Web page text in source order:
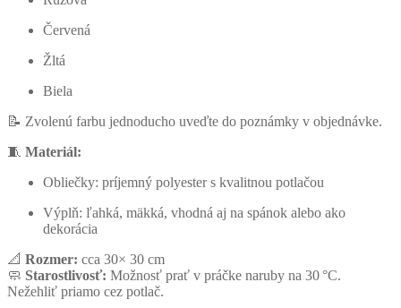
Červená
Žltá
Biela
📝 Zvolenú farbu jednoducho uveďte do poznámky v objednávke.
🧵 Materiál:
Obliečky: príjemný polyester s kvalitnou potlačou
Výplň: ľahká, mäkká, vhodná aj na spánok alebo ako
dekorácia
📐 Rozmer: cca 30× 30 cm
🧼 Starostlivosť: Možnosť prať v práčke naruby na 30 °C.
Nežehliť priamo cez potlač.